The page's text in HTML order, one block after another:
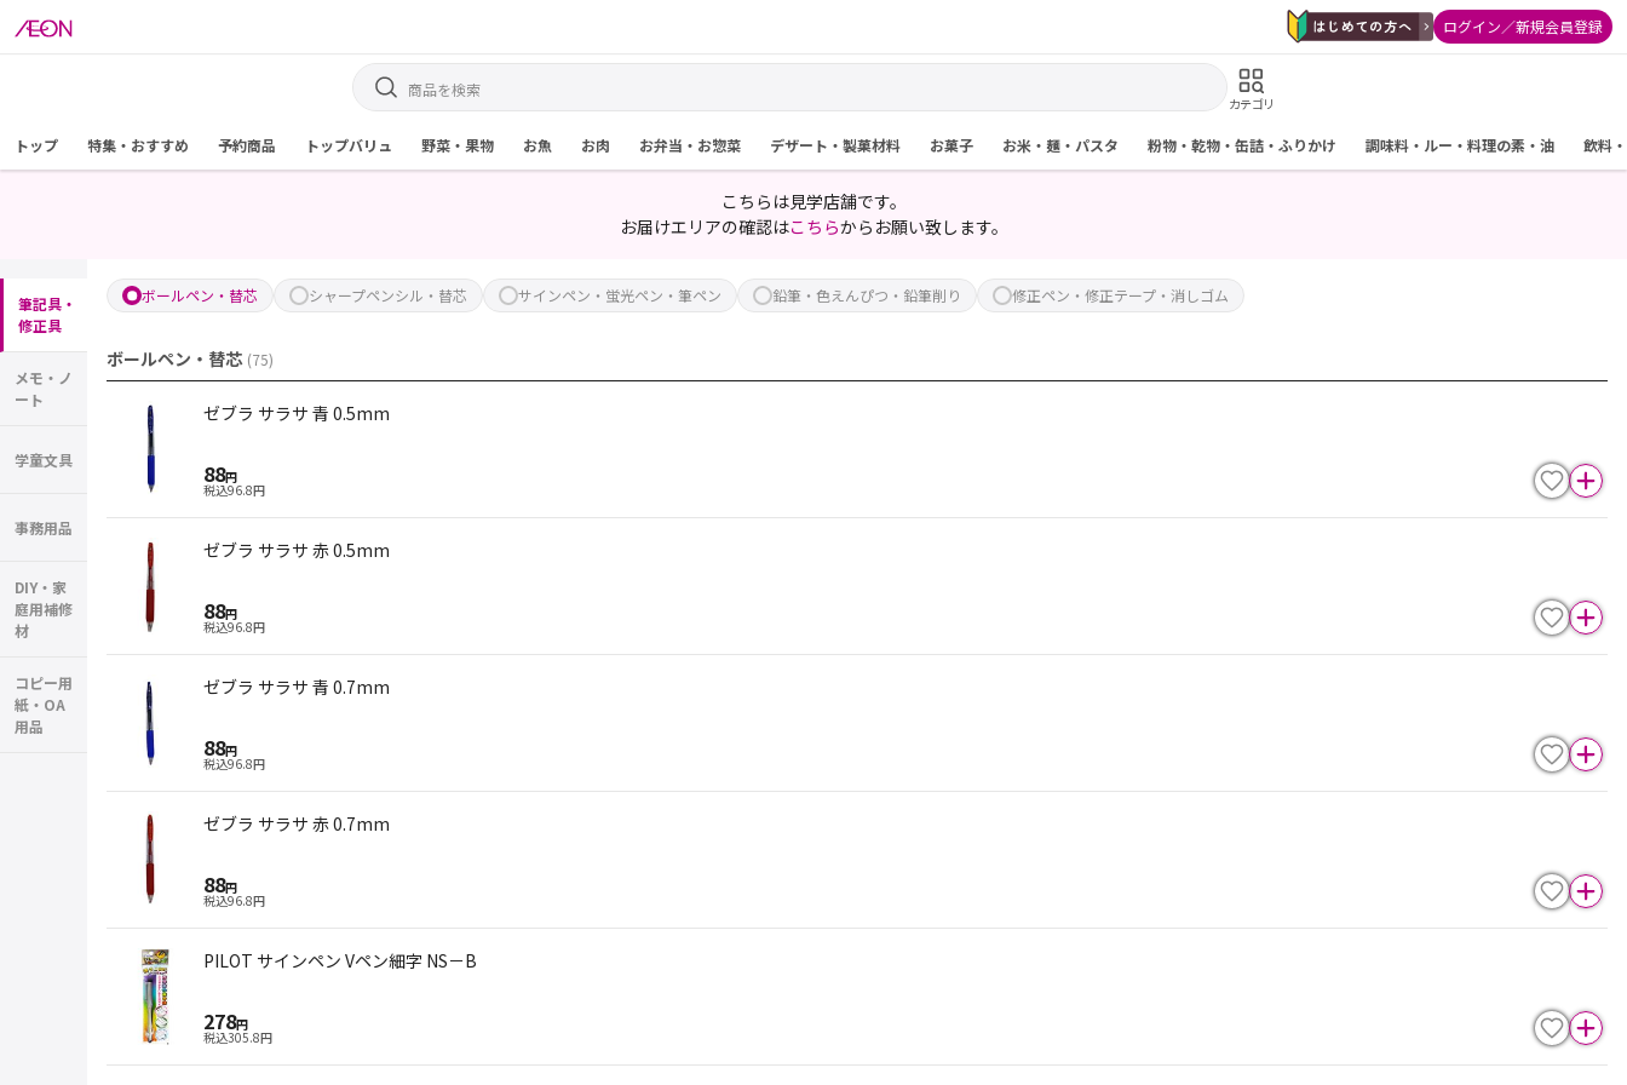
ログイン／新規会員登録
カテゴリ
トップ 特集・おすすめ 予約商品 トップバリュ 野菜・果物 お魚 お肉 お弁当・お惣菜 デザート・製菓材料 お菓子 お米・麺・パスタ 粉物・乾物・缶詰・ふりかけ 調味料・ルー・料理の素・油 飲料
こちらは見学店舗です。
お届けエリアの確認はこちらからお願い致します。
筆記具・
修正具
メモ・ノ
ート
学童文具
事務用品
DIY・家
庭用補修
材
コピー用
紙・OA
用品
ボールペン・替芯 シャープペンシル・替芯 サインペン・蛍光ペン・筆ペン 鉛筆・色えんぴつ・鉛筆削り 修正ペン・修正テープ・消しゴム
ボールペン・替芯 (75)
ゼブラ サラサ 青 0.5mm
88円
税込96.8円
ゼブラ サラサ 赤 0.5mm
88円
税込96.8円
ゼブラ サラサ 青 0.7mm
88円
税込96.8円
ゼブラ サラサ 赤 0.7mm
88円
税込96.8円
PILOT サインペン Vペン細字 NS－B
278円
税込305.8円